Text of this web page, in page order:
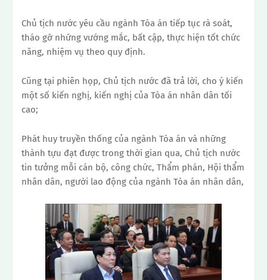
Chủ tịch nước yêu cầu ngành Tòa án tiếp tục rà soát,
tháo gỡ những vướng mắc, bất cập, thực hiện tốt chức
năng, nhiệm vụ theo quy định.
Cũng tại phiên họp, Chủ tịch nước đã trả lời, cho ý kiến ​​
một số kiến ​​nghị, kiến ​​nghị của Tòa án nhân dân tối
cao;
Phát huy truyền thống của ngành Tòa án và những
thành tựu đạt được trong thời gian qua, Chủ tịch nước
tin tưởng mỗi cán bộ, công chức, Thẩm phán, Hội thẩm
nhân dân, người lao động của ngành Tòa án nhân dân,